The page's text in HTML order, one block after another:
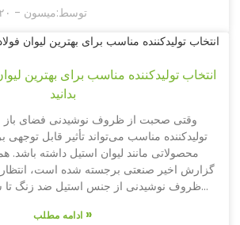
هیجان‌انگیز و هم، بیایید صادق باشیم،
به ارمغان می‌آورد.
بیش از ۳۵۰ نوع مختلف ظروف نوشیدنی
ماگ‌های خلاء محبوب ما، تمرکز دارند. برای
شرایط دشوار تجارت بین‌المللی داشته باشیم.
را درک کنید، نه تنها به شما کمک می‌کند تا
توسط:میسون - ۲۰ ژوئن ۲۰۲۵
انتخاب تولیدکننده مناسب برای بهترین
بدانید
وقتی صحبت از ظروف نوشیدنی فضای باز
تولیدکننده مناسب می‌تواند تأثیر قابل
محصولاتی مانند لیوان استیل داشته باشد.
گزارش اخیر صنعتی برجسته شده است، انتظار
باشد. این رشد نشان دهنده افزایش ترجیح
»